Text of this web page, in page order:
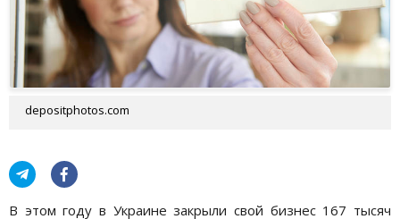
depositphotos.com
В этом году в Украине закрыли свой бизнес 167 тысяч